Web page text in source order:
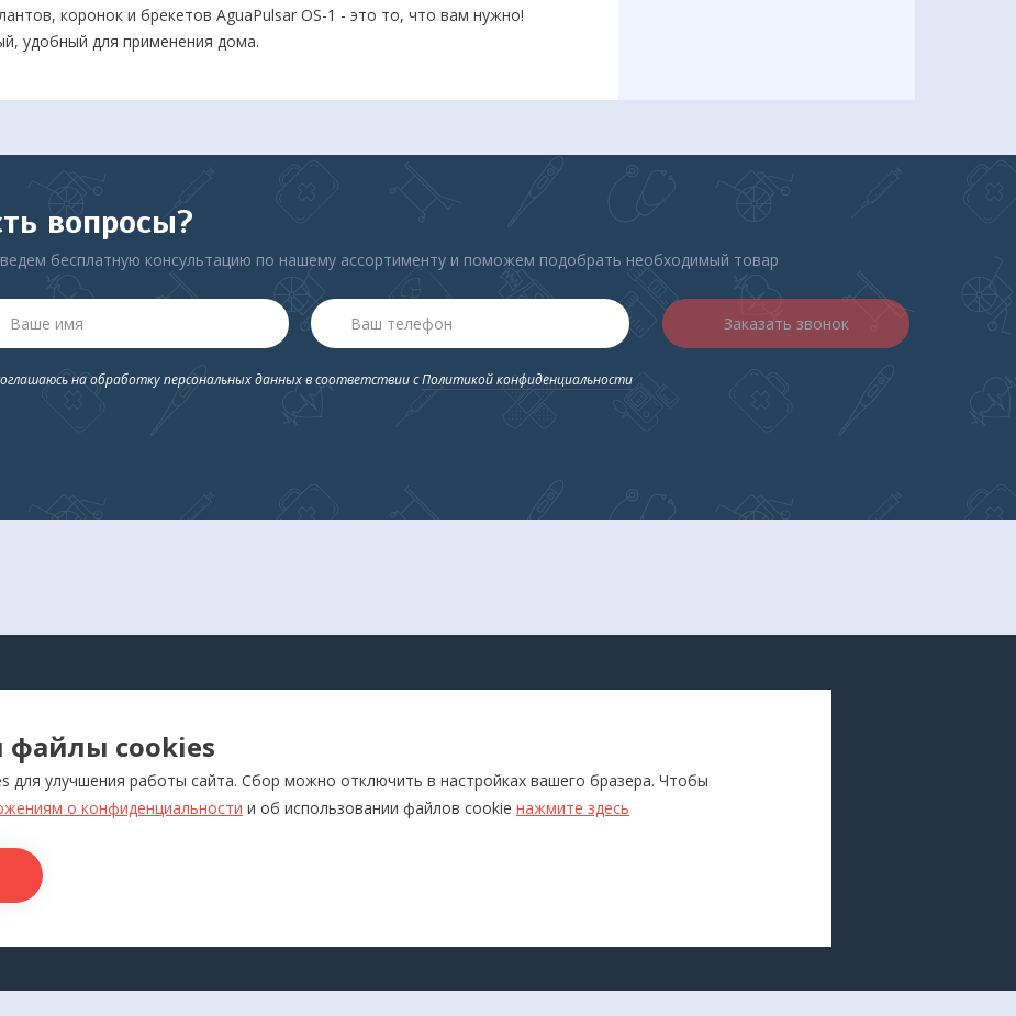
коронок и брекетов AguaPulsar OS-1 - это то, что вам нужно!
удобный для применения дома.
вопросы?
бесплатную консультацию по нашему ассортименту и поможем подобрать необходимый товар
Заказать звонок
на обработку персональных данных в соответствии сПолитикой конфиденциальности
для самоконтроля
аппараты
медназначения
Слуховые аппараты и усилители
звука
Бренды
cookies
для улучшения работы сайта. Сбор можно отключить в настройках вашего бразера. Чтобы
о конфиденциальности и об использовании файлов cookie нажмите здесь